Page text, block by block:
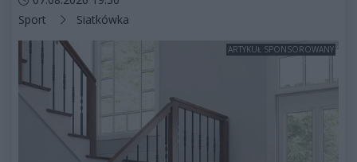
Kategorie artykułu:
Sport Siatkówka
ARTYKUŁ SPONSOROWANY